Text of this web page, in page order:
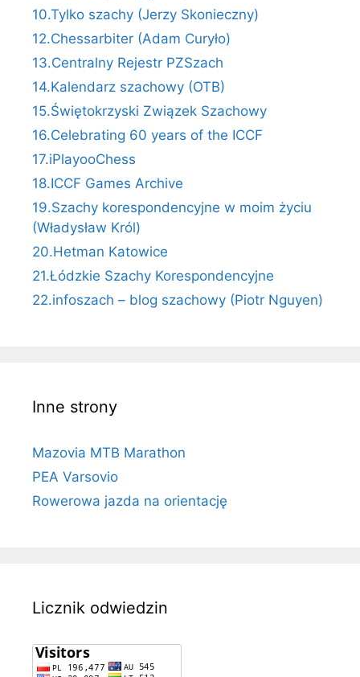
10.Tylko szachy (Jerzy Skonieczny)
12.Chessarbiter (Adam Curyło)
13.Centralny Rejestr PZSzach
14.Kalendarz szachowy (OTB)
15.Świętokrzyski Związek Szachowy
16.Celebrating 60 years of the ICCF
17.iPlayooChess
18.ICCF Games Archive
19.Szachy korespondencyjne w moim życiu
(Władysław Król)
20.Hetman Katowice
21.Łódzkie Szachy Korespondencyjne
22.infoszach – blog szachowy (Piotr Nguyen)
Inne strony
Mazovia MTB Marathon
PEA Varsovio
Rowerowa jazda na orientację
Licznik odwiedzin